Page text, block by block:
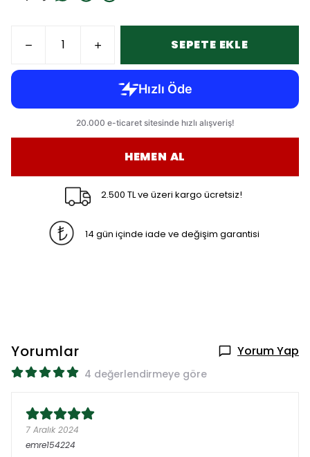
SEPETE EKLE
HEMEN AL
2.500 TL ve üzeri kargo ücretsiz!
14 gün içinde iade ve değişim garantisi
Yorumlar Yorum Yap
4 değerlendirmeye göre
7 Aralık 2024
emre154224